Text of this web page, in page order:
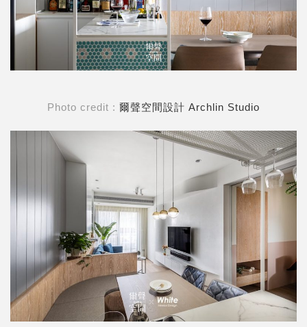
Photo credit : 爾聲空間設計 Archlin Studio